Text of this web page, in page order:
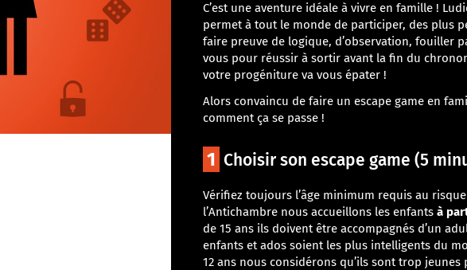
C’est une aventure idéale à vivre en famille !
permet à tout le monde de participer, des plus
faire preuve de logique, d’observation, fouiller
vous pour réussir à sortir avant la fin du
votre progéniture va vous épater !
Alors convaincu de faire un escape game en
comment ça se passe !
1 Choisir son escape game (5
Vérifiez toujours l’âge minimum requis au
l’Antichambre nous accueillons les enfants à
de 15 ans ils doivent être accompagnés d’un
enfants et ados soient les plus intelligents du
12 ans nous considérons qu’ils sont trop